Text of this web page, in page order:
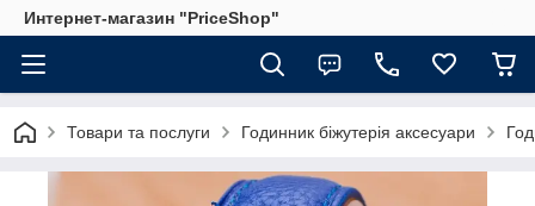
Интернет-магазин "PriceShop"
Товари та послуги Годинник біжутерія аксесуари